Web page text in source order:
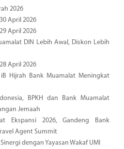
2026
April 2026
April 2026
DIN Lebih Awal, Diskon Lebih
April 2026
Hijrah Bank Muamalat Meningkat
BPKH dan Bank Muamalat
Jemaah
Ekspansi 2026, Gandeng Bank
Agent Summit
dengan Yayasan Wakaf UMI